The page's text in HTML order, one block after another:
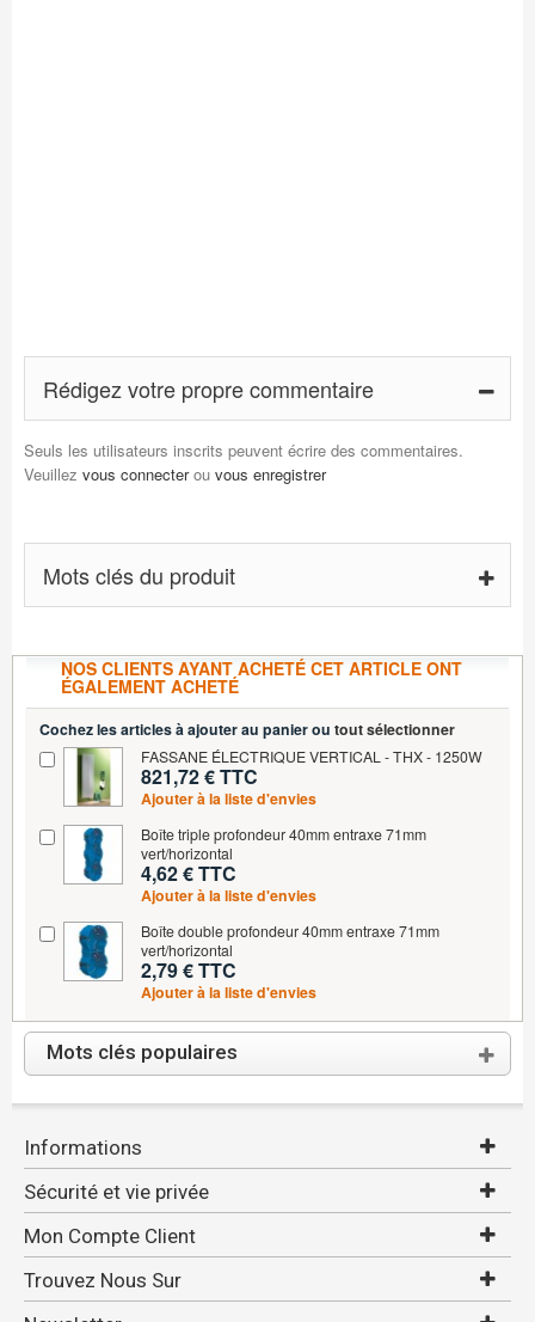
Rédigez votre propre commentaire
Seuls les utilisateurs inscrits peuvent écrire des commentaires.
Veuillez vous connecterou vous enregistrer
Mots clés du produit
NOS CLIENTS AYANT ACHETÉ CET ARTICLE ONT
ÉGALEMENT ACHETÉ
Cochez les articles à ajouter au panier ou tout sélectionner
FASSANE ÉLECTRIQUE VERTICAL - THX - 1250W
821,72 € TTC
Ajouter à la liste d'envies
Boîte triple profondeur 40mm entraxe 71mm
vert/horizontal
4,62 € TTC
Ajouter à la liste d'envies
Boîte double profondeur 40mm entraxe 71mm
vert/horizontal
2,79 € TTC
Ajouter à la liste d'envies
Mots clés populaires
Informations
Sécurité et vie privée
Mon Compte Client
Trouvez Nous Sur